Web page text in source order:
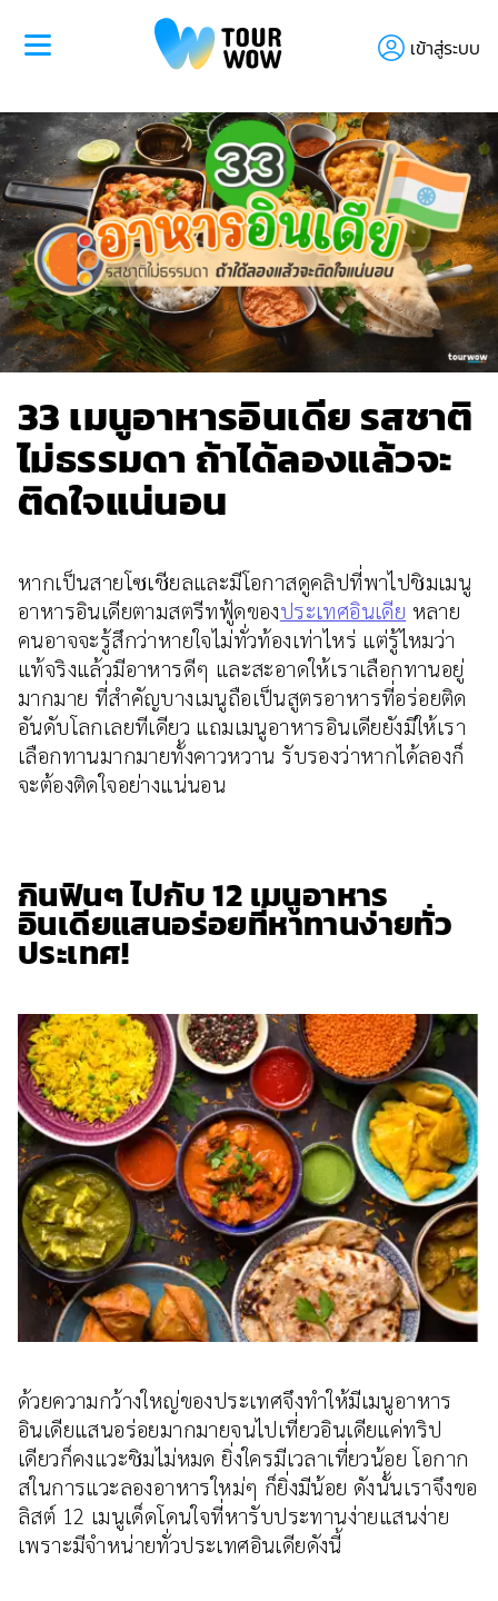
เข้าสู่ระบบ
33 เมนูอาหารอินเดีย รสชาติ
ไม่ธรรมดา ถ้าได้ลองแล้วจะ
ติดใจแน่นอน
หากเป็นสายโซเชียลและมีโอกาสดูคลิปที่พาไปชิมเมนู
อาหารอินเดียตามสตรีทฟู้ดของประเทศอินเดีย หลาย
คนอาจจะรู้สึกว่าหายใจไม่ทั่วท้องเท่าไหร่ แต่รู้ไหมว่า
แท้จริงแล้วมีอาหารดีๆ และสะอาดให้เราเลือกทานอยู่
มากมาย ที่สำคัญบางเมนูถือเป็นสูตรอาหารที่อร่อยติด
อันดับโลกเลยทีเดียว แถมเมนูอาหารอินเดียยังมีให้เรา
เลือกทานมากมายทั้งคาวหวาน รับรองว่าหากได้ลองก็
จะต้องติดใจอย่างแน่นอน
กินฟินๆ ไปกับ 12 เมนูอาหาร
อินเดียแสนอร่อยที่หาทานง่ายทั่ว
ประเทศ!
ด้วยความกว้างใหญ่ของประเทศจึงทำให้มีเมนูอาหาร
อินเดียแสนอร่อยมากมายจนไปเที่ยวอินเดียแค่ทริป
เดียวก็คงแวะชิมไม่หมด ยิ่งใครมีเวลาเที่ยวน้อย โอกาก
สในการแวะลองอาหารใหม่ๆ ก็ยิ่งมีน้อย ดังนั้นเราจึงขอ
ลิสต์ 12 เมนูเด็ดโดนใจที่หารับประทานง่ายแสนง่าย
เพราะมีจำหน่ายทั่วประเทศอินเดียดังนี้